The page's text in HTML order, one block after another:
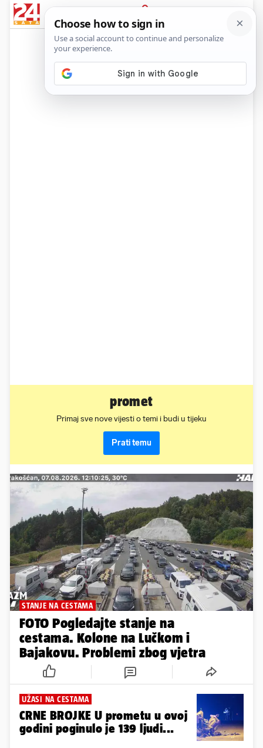
PRIJAVA
News
promet
Primaj sve nove vijesti o temi i budi u tijeku
Prati temu
STANJE NA CESTAMA
FOTO Pogledajte stanje na
cestama. Kolone na Lučkom i
Bajakovu. Problemi zbog vjetra
UŽASI NA CESTAMA
CRNE BROJKE U prometu u ovoj
godini poginulo je 139 ljudi...